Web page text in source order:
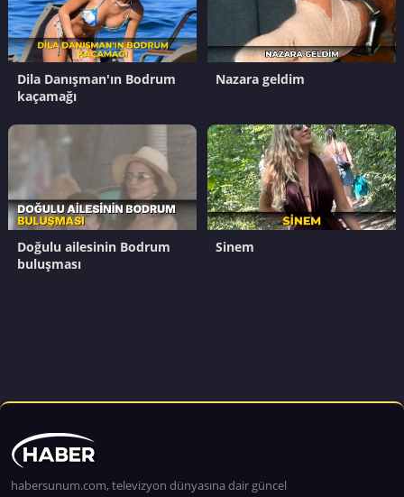
Dila Danışman'ın Bodrum
kaçamağı
Nazara geldim
Doğulu ailesinin Bodrum
buluşması
Sinem
habersunum.com, televizyon dünyasına dair güncel